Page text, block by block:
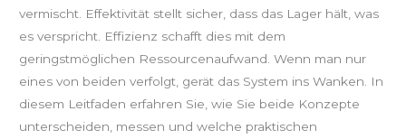
vermischt. Effektivität stellt sicher, dass das Lager hält, was
es verspricht. Effizienz schafft dies mit dem
geringstmöglichen Ressourcenaufwand. Wenn man nur
eines von beiden verfolgt, gerät das System ins Wanken. In
diesem Leitfaden erfahren Sie, wie Sie beide Konzepte
unterscheiden, messen und welche praktischen